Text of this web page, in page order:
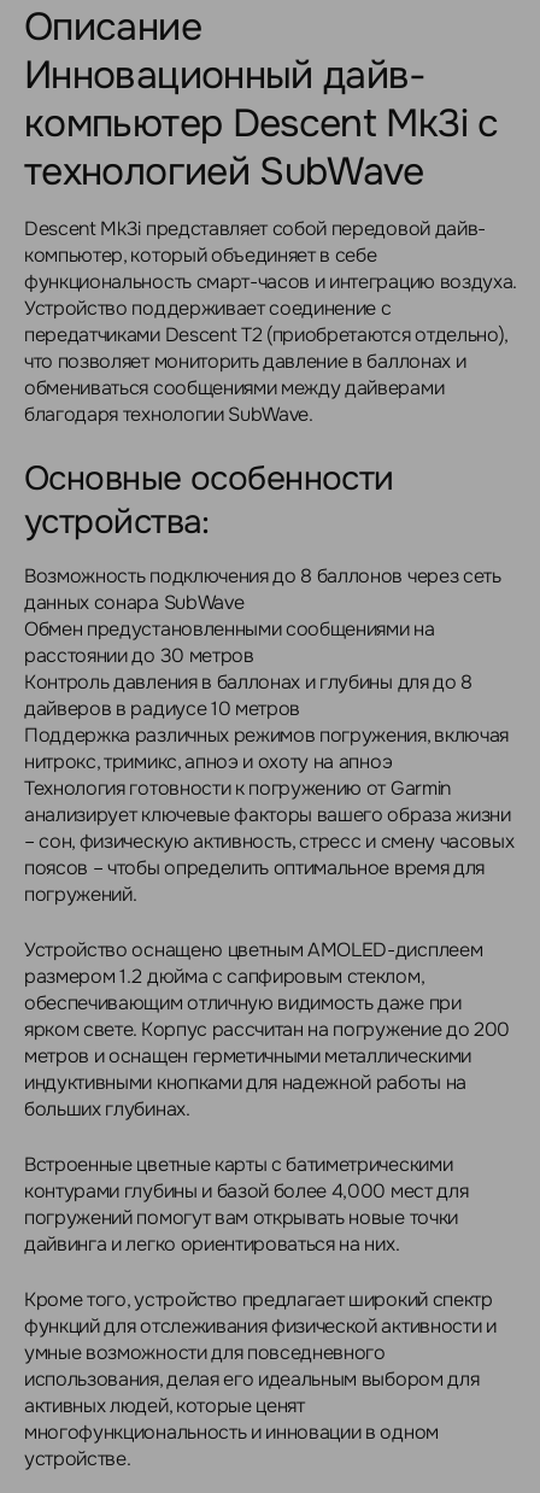
Описание
Инновационный дайв-
компьютер Descent Mk3i с
технологией SubWave
Descent Mk3i представляет собой передовой дайв-
компьютер, который объединяет в себе
функциональность смарт-часов и интеграцию воздуха.
Устройство поддерживает соединение с
передатчиками Descent T2 (приобретаются отдельно),
что позволяет мониторить давление в баллонах и
обмениваться сообщениями между дайверами
благодаря технологии SubWave.
Основные особенности
устройства:
Возможность подключения до 8 баллонов через сеть
данных сонара SubWave
Обмен предустановленными сообщениями на
расстоянии до 30 метров
Контроль давления в баллонах и глубины для до 8
дайверов в радиусе 10 метров
Поддержка различных режимов погружения, включая
нитрокс, тримикс, апноэ и охоту на апноэ
Технология готовности к погружению от Garmin
анализирует ключевые факторы вашего образа жизни
– сон, физическую активность, стресс и смену часовых
поясов – чтобы определить оптимальное время для
погружений.
Устройство оснащено цветным AMOLED-дисплеем
размером 1.2 дюйма с сапфировым стеклом,
обеспечивающим отличную видимость даже при
ярком свете. Корпус рассчитан на погружение до 200
метров и оснащен герметичными металлическими
индуктивными кнопками для надежной работы на
больших глубинах.
Встроенные цветные карты с батиметрическими
контурами глубины и базой более 4,000 мест для
погружений помогут вам открывать новые точки
дайвинга и легко ориентироваться на них.
Кроме того, устройство предлагает широкий спектр
функций для отслеживания физической активности и
умные возможности для повседневного
использования, делая его идеальным выбором для
активных людей, которые ценят
многофункциональность и инновации в одном
устройстве.